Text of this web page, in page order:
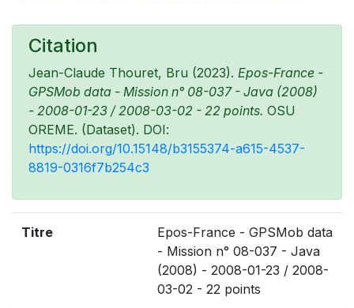
Citation
Jean-Claude Thouret, Bru (2023). Epos-France -
GPSMob data - Mission n° 08-037 - Java (2008)
- 2008-01-23 / 2008-03-02 - 22 points. OSU
OREME. (Dataset). DOI:
https://doi.org/10.15148/b3155374-a615-4537-
8819-0316f7b254c3
Titre
Epos-France - GPSMob data
- Mission n° 08-037 - Java
(2008) - 2008-01-23 / 2008-
03-02 - 22 points